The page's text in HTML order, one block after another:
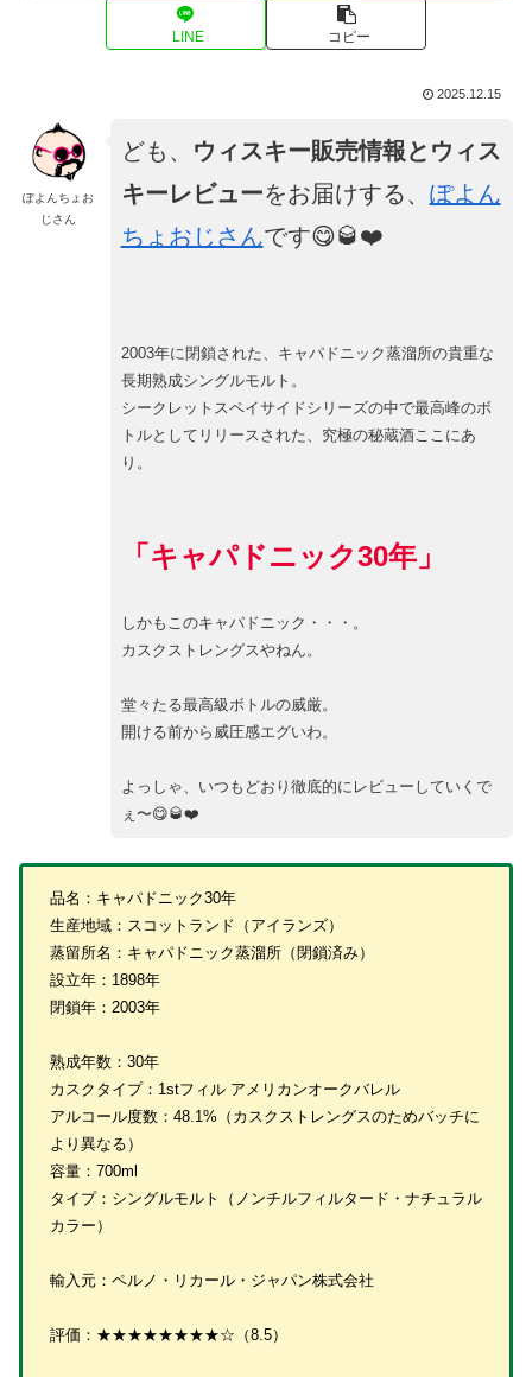
LINE コピー
2025.12.15
ぽよんちょお
じさん
ども、
ウィスキー販売情報とウィス
キーレビューをお届けする、 ぽよん
ちょおじさんです😋🥃❤️
2003年に閉鎖された、キャパドニック蒸溜所の貴重な
長期熟成シングルモルト。
シークレットスペイサイドシリーズの中で最高峰のボ
トルとしてリリースされた、究極の秘蔵酒ここにあ
り。
「キャパドニック30年」
しかもこのキャパドニック・・・。
カスクストレングスやねん。
堂々たる最高級ボトルの威厳。
開ける前から威圧感エグいわ。
よっしゃ、いつもどおり徹底的にレビューしていくで
ぇ〜😋🥃❤️
品名：キャパドニック30年
生産地域：スコットランド（アイランズ）
蒸留所名：キャパドニック蒸溜所（閉鎖済み）
設立年：1898年
閉鎖年：2003年
熟成年数：30年
カスクタイプ：1stフィル アメリカンオークバレル
アルコール度数：48.1%（カスクストレングスのためバッチに
より異なる）
容量：700ml
タイプ：シングルモルト（ノンチルフィルタード・ナチュラル
カラー）
輸入元：ペルノ・リカール・ジャパン株式会社
評価：★★★★★★★★☆（8.5）